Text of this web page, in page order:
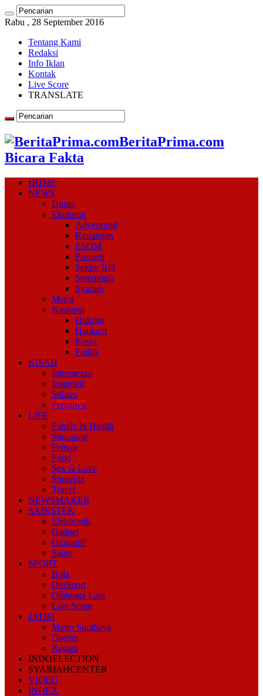
Rabu , 28 September 2016
Tentang Kami
Redaksi
Info Iklan
Kontak
Live Score
TRANSLATE
BeritaPrima.com
Bicara Fakta
HOME
NEWS
Dunia
Ekonomi
Advertorial
Keuangan
ESDM
Properti
Sektor Riil
Seremonia
Syariah
Metro
Nasional
Hukrim
Hankam
Kesra
Politik
KISAH
Intermezzo
Inspiratif
Sukses
Peristiwa
LIFE
Family & Health
Shopping
Female
Food
Sex & Love
Showbiz
Travel
NEWSMAKER
SAINSTEK
Elektronik
Gadget
Otomotif
Sains
SPORT
Bola
OtoSport
Olahraga Lain
Live Score
JATIM
Metro Surabaya
Daerah
Ragam
INDOELECTION
SYARIAHCENTER
VIDEO
INDEX